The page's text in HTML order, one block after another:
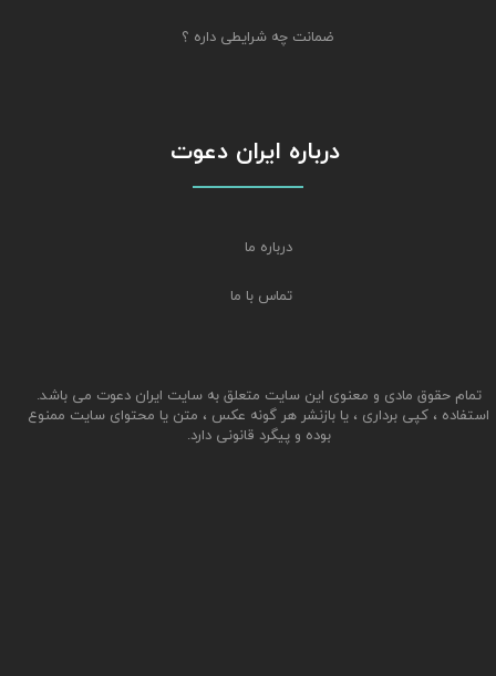
تمام حقوق مادی و معنوی این سایت متعلق به سایت ایران دعوت می باشد.
استفاده ، کپی برداری ، یا بازنشر هر گونه عکس ، متن یا محتوای سایت ممنوع
بوده و پیگرد قانونی دارد.
ضمانت چه شرایطی داره ؟
درباره ایران دعوت
درباره ما
تماس با ما